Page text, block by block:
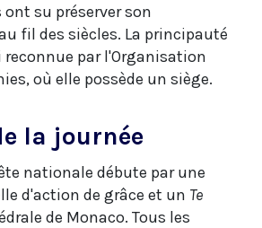
ont su préserver son
fil des siècles. La principauté
par l'Organisation
où elle possède un siège.
la journée
nationale débute par une
d'action de grâce et un Te
de Monaco. Tous les